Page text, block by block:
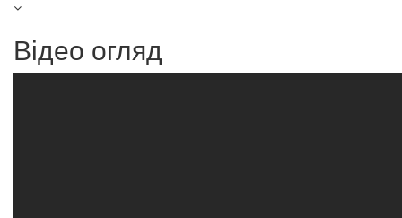
Відео огляд